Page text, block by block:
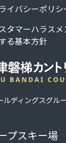
イバシーポリシ
タマーハラスメ
る基本方針
ルディングスグル
プスキー場